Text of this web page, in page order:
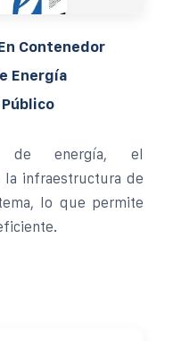
Contenedor
Energía
de energía, el
la infraestructura de
lo que permite